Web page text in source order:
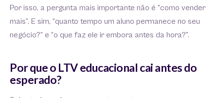
Por isso, a pergunta mais importante não é “como vender
mais”. E sim, “quanto tempo um aluno permanece no seu
negócio?” e “o que faz ele ir embora antes da hora?”.
Por que o LTV educacional cai antes do
esperado?